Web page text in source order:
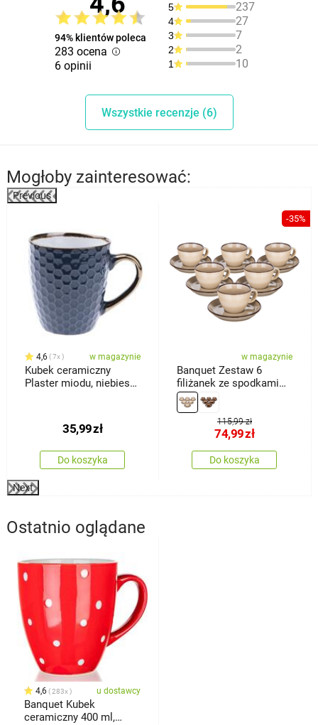
94% klientów poleca
283 ocena
6 opinii
5 237
4 27
3 7
2 2
1 10
Wszystkie recenzje (6)
Mogłoby zainteresować:
Previous
4,6 7x w magazynie
Kubek ceramiczny
Plaster miodu, niebieski,
35,99zł
Do koszyka
-35%
w magazynie
Banquet Zestaw 6
filiżanek ze spodkami
Palas 90 ml, kremowy
115,99 zł
74,99zł
Do koszyka
Next
Ostatnio oglądane
4,6 283x u dostawcy
Banquet Kubek
ceramiczny 400 ml,